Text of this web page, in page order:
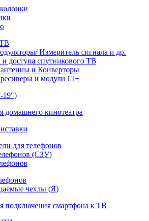
Измеритель сигнала и др.
доступа спутникового ТВ
и Конверторы
и модули Cl+
19")
домашнего кинотеатра
для телефонов
(СЗУ)
чехлы (Я)
подключения смартфона к ТВ